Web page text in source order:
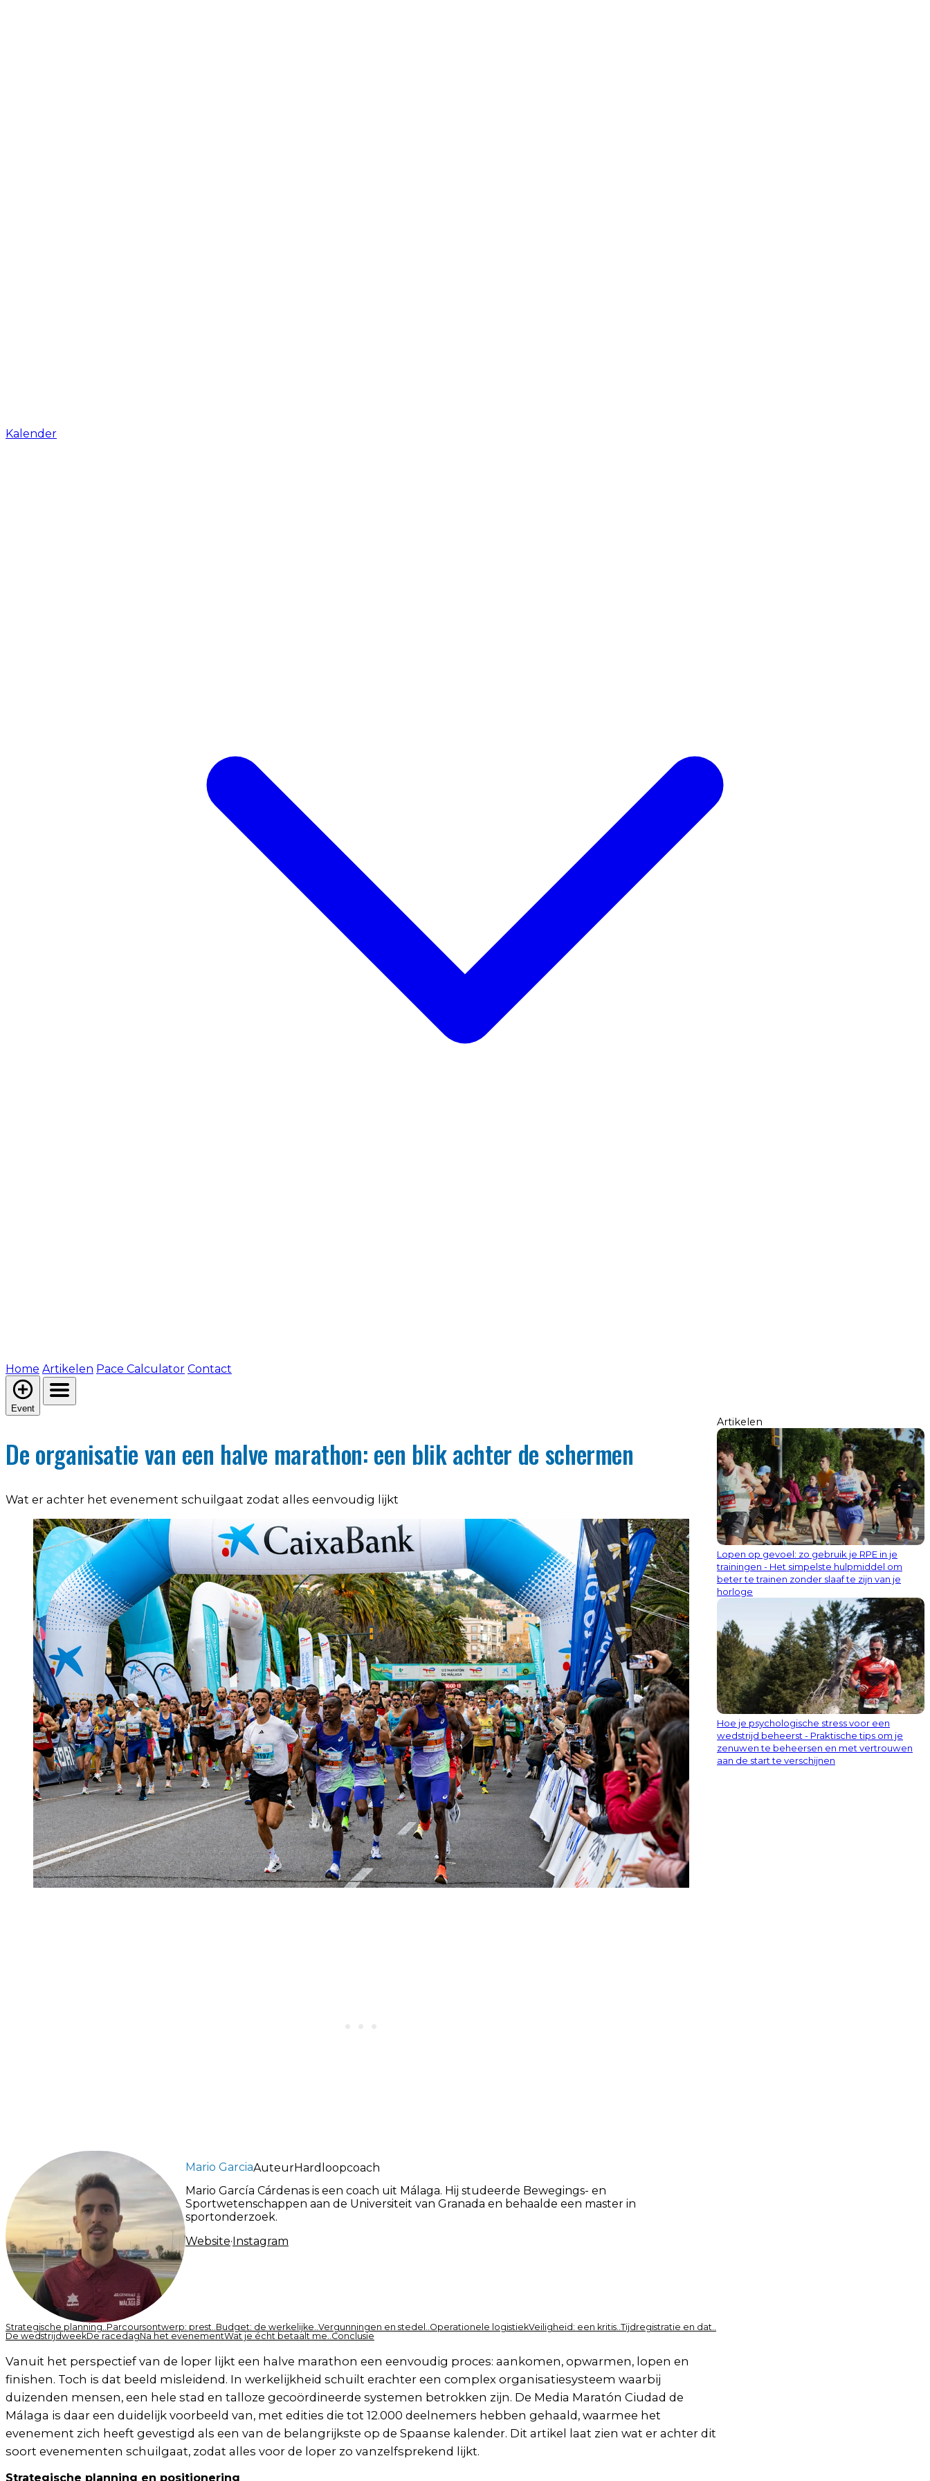
Kalender
Home Artikelen Pace Calculator Contact
Event
De organisatie van een halve marathon: een blik achter de schermen
Wat er achter het evenement schuilgaat zodat alles eenvoudig lijkt
Mario GarciaAuteurHardloopcoach
Mario García Cárdenas is een coach uit Málaga. Hij studeerde Bewegings- en
Sportwetenschappen aan de Universiteit van Granada en behaalde een master in
sportonderzoek.
Website· Instagram
Strategische planning..Parcoursontwerp: prest..Budget: de werkelijke..Vergunningen en stedel..Operationele logistiekVeiligheid: een kritis..Tijdregistratie en dat..
De wedstrijdweekDe racedagNa het evenementWat je écht betaalt me..Conclusie
Vanuit het perspectief van de loper lijkt een halve marathon een eenvoudig proces: aankomen, opwarmen, lopen en
finishen. Toch is dat beeld misleidend. In werkelijkheid schuilt erachter een complex organisatiesysteem waarbij
duizenden mensen, een hele stad en talloze gecoördineerde systemen betrokken zijn. De Media Maratón Ciudad de
Málaga is daar een duidelijk voorbeeld van, met edities die tot 12.000 deelnemers hebben gehaald, waarmee het
evenement zich heeft gevestigd als een van de belangrijkste op de Spaanse kalender. Dit artikel laat zien wat er achter dit
soort evenementen schuilgaat, zodat alles voor de loper zo vanzelfsprekend lijkt.
Strategische planning en positionering
Artikelen
Lopen op gevoel: zo gebruik je RPE in je
trainingen - Het simpelste hulpmiddel om
beter te trainen zonder slaaf te zijn van je
horloge
Hoe je psychologische stress voor een
wedstrijd beheerst - Praktische tips om je
zenuwen te beheersen en met vertrouwen
aan de start te verschijnen